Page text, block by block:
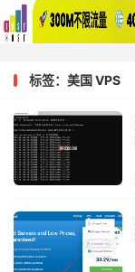
标签：美国 VPS